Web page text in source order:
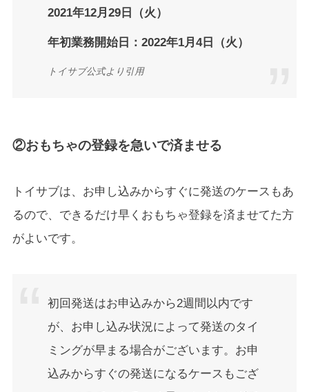
2021年12月29日（火）
年初業務開始日：2022年1月4日（火）
トイサブ公式より引用
②おもちゃの登録を急いで済ませる
トイサブは、お申し込みからすぐに発送のケースもあ
るので、できるだけ早くおもちゃ登録を済ませてた方
がよいです。
初回発送はお申込みから2週間以内です
が、お申し込み状況によって発送のタイ
ミングが早まる場合がございます。お申
込みからすぐの発送になるケースもござ